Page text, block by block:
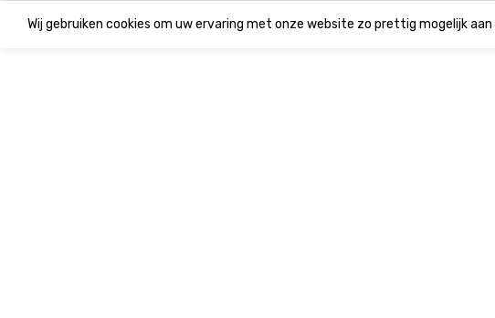
Wij gebruiken cookies om uw ervaring met onze website zo prettig mogelijk